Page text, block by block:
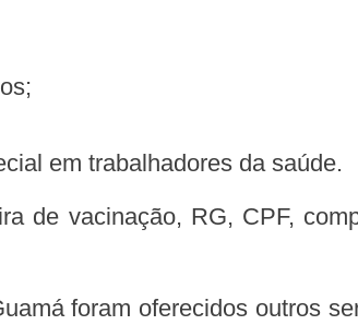
em trabalhadores da saúde.
foram oferecidos outros